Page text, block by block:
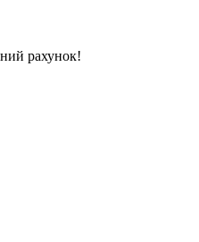
рахунок!